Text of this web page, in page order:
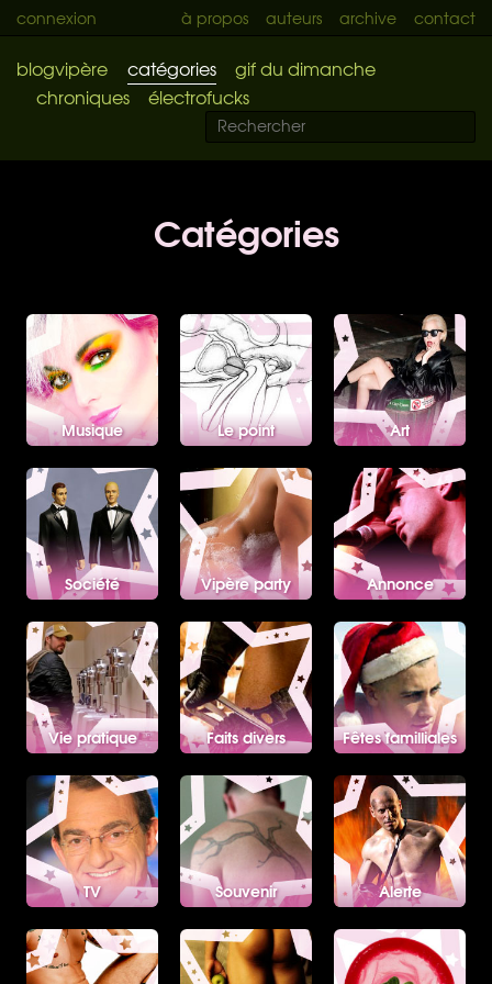
connexion à propos auteurs archive contact
blogvipère catégories
gif du dimanche
chroniques
électrofucks
Catégories
Musique Le point Art
Société Vipère party Annonce
Vie pratique Faits divers Fêtes familliales
TV Souvenir Alerte